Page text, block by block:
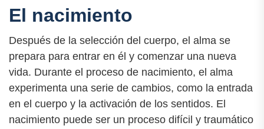
El nacimiento
Después de la selección del cuerpo, el alma se
prepara para entrar en él y comenzar una nueva
vida. Durante el proceso de nacimiento, el alma
experimenta una serie de cambios, como la entrada
en el cuerpo y la activación de los sentidos. El
nacimiento puede ser un proceso difícil y traumático